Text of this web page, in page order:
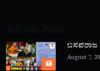
ಬಸವರಾಜ
August 7,